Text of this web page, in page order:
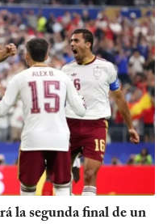
la segunda final de un